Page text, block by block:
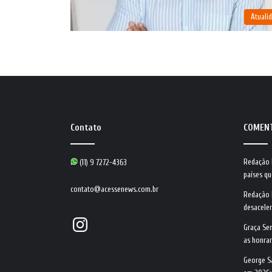
Contato
(11) 9 7272-4363
contato@acessenews.com.br
Instagram
Redação
países
Redação
Graça
as
George